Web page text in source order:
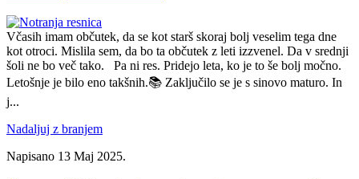
Včasih imam občutek, da se kot starš skoraj bolj veselim tega dne
kot otroci. Mislila sem, da bo ta občutek z leti izzvenel. Da v srednji
šoli ne bo več tako. Pa ni res. Pridejo leta, ko je to še bolj močno.
Letošnje je bilo eno takšnih.📚 Zaključilo se je s sinovo maturo. In
j...
Nadaljuj z branjem
Napisano 13 Maj 2025.